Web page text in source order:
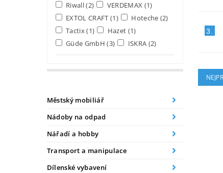
Riwall(2) VERDEMAX (1)
EXTOL CRAFT (1) Hoteche (2)
Tactix(1) Hazet (1)
Güde GmbH(3) ISKRA (2)
Městský mobiliář
Nádoby na odpad
Nářadí a hobby
Transport a manipulace
Dílenské vybavení
3.